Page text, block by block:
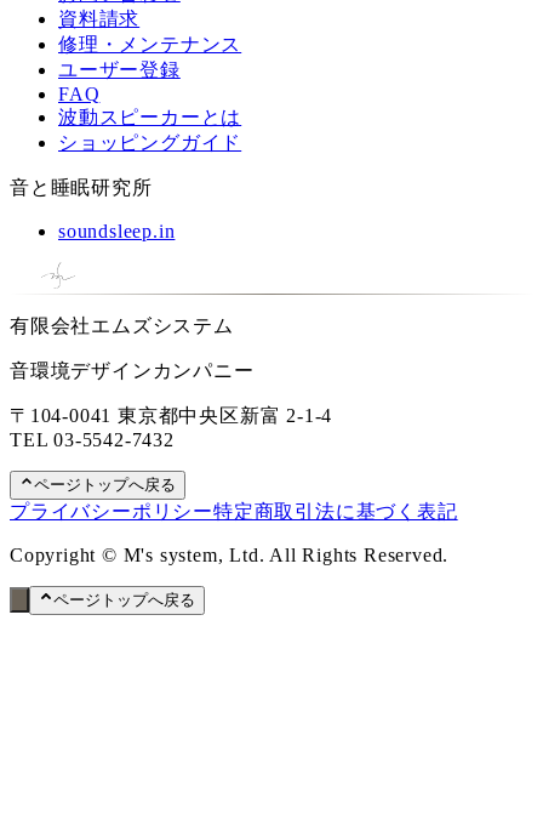
資料請求
修理・メンテナンス
ユーザー登録
FAQ
波動スピーカーとは
ショッピングガイド
音と睡眠研究所
soundsleep.in
有限会社エムズシステム
音環境デザインカンパニー
〒104-0041 東京都中央区新富 2-1-4
TEL03-5542-7432
ページトップへ戻る
プライバシーポリシー特定商取引法に基づく表記
Copyright © M's system, Ltd. All Rights Reserved.
ページトップへ戻る